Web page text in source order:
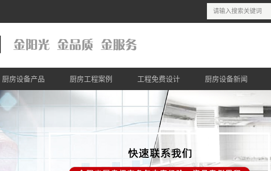
厨房设备产品
炉灶炉具系列
食品机械系列
商用制冷系列
厨房工程案例 工程免费设计
商用厨房设计理念
商用厨房设计流程
商用厨房免费设计
厨房设备新闻
行业新闻